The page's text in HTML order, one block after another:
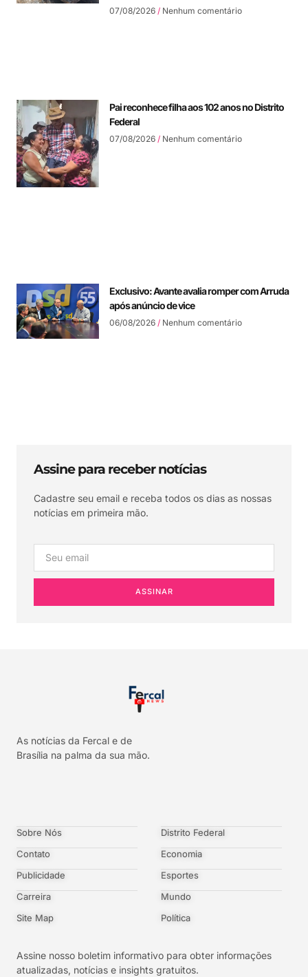
07/08/2026 Nenhum comentário
Pai reconhece filha aos 102 anos no Distrito
Federal
07/08/2026 Nenhum comentário
Exclusivo: Avante avalia romper com Arruda
após anúncio de vice
06/08/2026 Nenhum comentário
Assine para receber notícias
Cadastre seu email e receba todos os dias as nossas
notícias em primeira mão.
ASSINAR
As notícias da Fercal e de
Brasília na palma da sua mão.
Sobre Nós
Contato
Publicidade
Carreira
Site Map
Distrito Federal
Economia
Esportes
Mundo
Política
Assine nosso boletim informativo para obter informações
atualizadas, notícias e insights gratuitos.